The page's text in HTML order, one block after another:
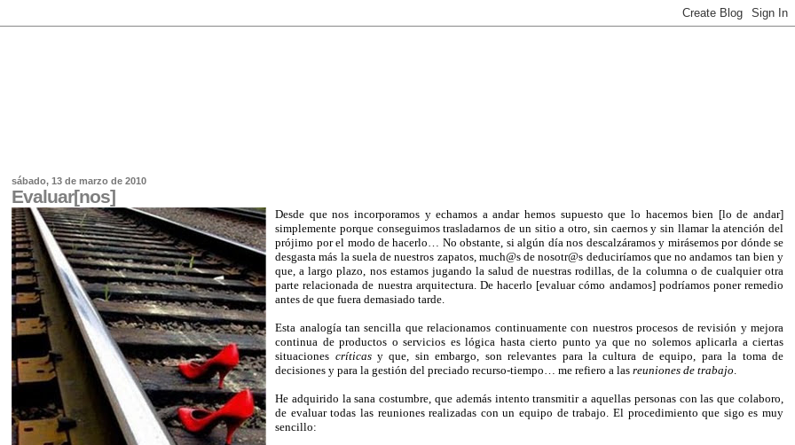
sábado, 13 de marzo de 2010
Evaluar[nos]
Desde que nos incorporamos y echamos a andar hemos supuesto que lo hacemos bien [lo de andar]
simplemente porque conseguimos trasladarnos de un sitio a otro, sin caernos y sin llamar la atención del
prójimo por el modo de hacerlo… No obstante, si algún día nos descalzáramos y mirásemos por dónde se
desgasta más la suela de nuestros zapatos, much@s de nosotr@s deduciríamos que no andamos tan bien y
que, a largo plazo, nos estamos jugando la salud de nuestras rodillas, de la columna o de cualquier otra
parte relacionada de nuestra arquitectura. De hacerlo [evaluar cómo andamos] podríamos poner remedio
antes de que fuera demasiado tarde.
Esta analogía tan sencilla que relacionamos continuamente con nuestros procesos de revisión y mejora
continua de productos o servicios es lógica hasta cierto punto ya que no solemos aplicarla a ciertas
situaciones críticasy que, sin embargo, son relevantes para la cultura de equipo, para la toma de
decisiones y para la gestión del preciado recurso-tiempo… me refiero a lasreuniones de trabajo.
He adquirido la sana costumbre, que además intento transmitir a aquellas personas con las que colaboro,
de evaluar todas las reuniones realizadas con un equipo de trabajo. El procedimiento que sigo es muy
sencillo: